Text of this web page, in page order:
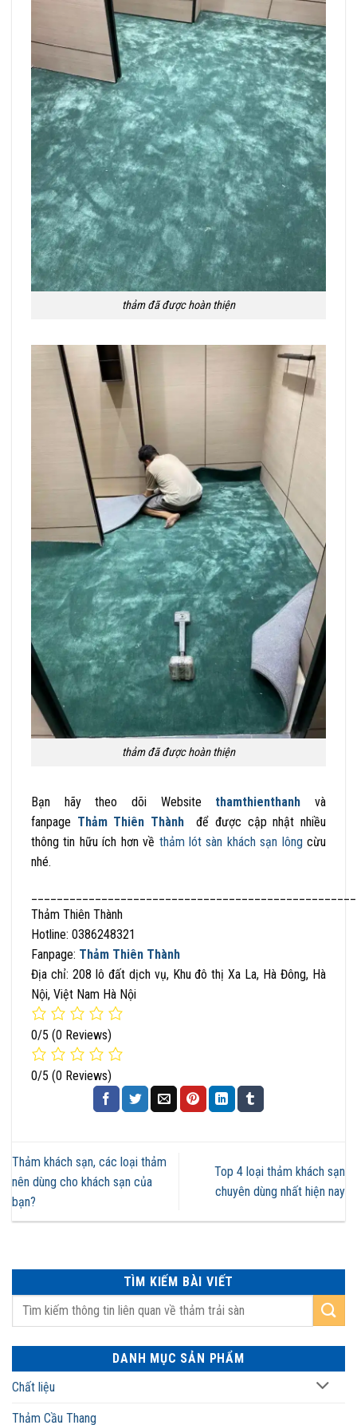
TÌM KIẾM BÀI VIẾT
DANH MỤC SẢN PHẨM
Chất liệu
Thảm Cầu Thang
thảm đã được hoàn thiện
thảm đã được hoàn thiện
Bạn hãy theo dõi Website thamthienthanh
và
fanpage Thảm Thiên Thành
để được cập nhật nhiều
thông tin hữu ích hơn về thảm lót sàn khách sạn lông cừu
nhé.
Thảm Thiên Thành
Hotline: 0386248321
Fanpage: Thảm Thiên Thành
Địa chỉ: 208 lô đất dịch vụ, Khu đô thị Xa La, Hà Đông, Hà
Nội, Việt Nam Hà Nội
0/5 (0 Reviews)
0/5 (0 Reviews)
Thảm khách sạn, các loại thảm
nên dùng cho khách sạn của
bạn?
Top 4 loại thảm khách sạn
chuyên dùng nhất hiện nay